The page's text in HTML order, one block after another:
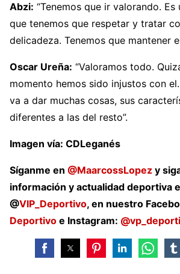
Abzi: “Tenemos que ir valorando. Es
que tenemos que respetar y tratar
delicadeza. Tenemos que mantener
Oscar Ureña: “Valoramos todo.
momento hemos sido injustos con
va a dar muchas cosas, sus
diferentes a las del resto”.
Imagen vía: CDLeganés
Síganme en @MaarcossLopez y
información y actualidad deportiva
@VIP_Deportivo, en nuestro
Deportivo e Instagram: